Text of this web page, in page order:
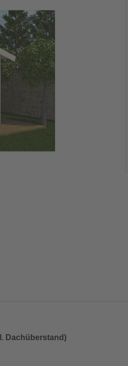
Dachüberstand)